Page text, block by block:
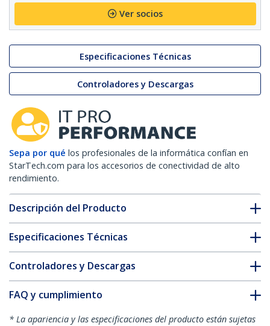
Ver socios
Especificaciones Técnicas
Controladores y Descargas
Sepa por qué los profesionales de la informática confían en
StarTech.com para los accesorios de conectividad de alto
rendimiento.
Descripción del Producto
Especificaciones Técnicas
Controladores y Descargas
FAQ y cumplimiento
* La apariencia y las especificaciones del producto están sujetas